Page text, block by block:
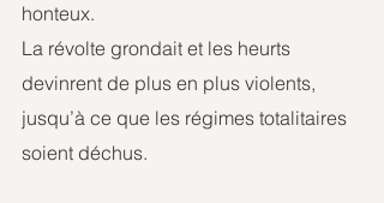
honteux.
La révolte grondait et les heurts
devinrent de plus en plus violents,
jusqu’à ce que les régimes totalitaires
soient déchus.